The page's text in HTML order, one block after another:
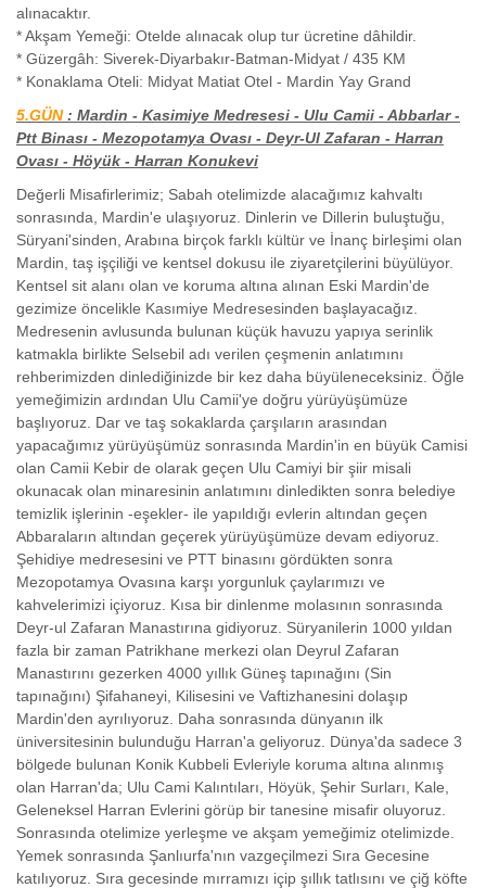
alınacaktır.
* Akşam Yemeği: Otelde alınacak olup tur ücretine dâhildir.
* Güzergâh: Siverek-Diyarbakır-Batman-Midyat / 435 KM
* Konaklama Oteli: Midyat Matiat Otel - Mardin Yay Grand
5.GÜN : Mardin - Kasimiye Medresesi - Ulu Camii - Abbarlar -
Ptt Binası - Mezopotamya Ovası - Deyr-Ul Zafaran - Harran
Ovası - Höyük - Harran Konukevi
Değerli Misafirlerimiz; Sabah otelimizde alacağımız kahvaltı
sonrasında, Mardin'e ulaşıyoruz. Dinlerin ve Dillerin buluştuğu,
Süryani'sinden, Arabına birçok farklı kültür ve İnanç birleşimi olan
Mardin, taş işçiliği ve kentsel dokusu ile ziyaretçilerini büyülüyor.
Kentsel sit alanı olan ve koruma altına alınan Eski Mardin'de
gezimize öncelikle Kasımiye Medresesinden başlayacağız.
Medresenin avlusunda bulunan küçük havuzu yapıya serinlik
katmakla birlikte Selsebil adı verilen çeşmenin anlatımını
rehberimizden dinlediğinizde bir kez daha büyüleneceksiniz. Öğle
yemeğimizin ardından Ulu Camii'ye doğru yürüyüşümüze
başlıyoruz. Dar ve taş sokaklarda çarşıların arasından
yapacağımız yürüyüşümüz sonrasında Mardin'in en büyük Camisi
olan Camii Kebir de olarak geçen Ulu Camiyi bir şiir misali
okunacak olan minaresinin anlatımını dinledikten sonra belediye
temizlik işlerinin -eşekler- ile yapıldığı evlerin altından geçen
Abbaraların altından geçerek yürüyüşümüze devam ediyoruz.
Şehidiye medresesini ve PTT binasını gördükten sonra
Mezopotamya Ovasına karşı yorgunluk çaylarımızı ve
kahvelerimizi içiyoruz. Kısa bir dinlenme molasının sonrasında
Deyr-ul Zafaran Manastırına gidiyoruz. Süryanilerin 1000 yıldan
fazla bir zaman Patrikhane merkezi olan Deyrul Zafaran
Manastırını gezerken 4000 yıllık Güneş tapınağını (Sin
tapınağını) Şifahaneyi, Kilisesini ve Vaftizhanesini dolaşıp
Mardin'den ayrılıyoruz. Daha sonrasında dünyanın ilk
üniversitesinin bulunduğu Harran'a geliyoruz. Dünya'da sadece 3
bölgede bulunan Konik Kubbeli Evleriyle koruma altına alınmış
olan Harran'da; Ulu Cami Kalıntıları, Höyük, Şehir Surları, Kale,
Geleneksel Harran Evlerini görüp bir tanesine misafir oluyoruz.
Sonrasında otelimize yerleşme ve akşam yemeğimiz otelimizde.
Yemek sonrasında Şanlıurfa'nın vazgeçilmezi Sıra Gecesine
katılıyoruz. Sıra gecesinde mırramızı içip şıllık tatlısını ve çiğ köfte